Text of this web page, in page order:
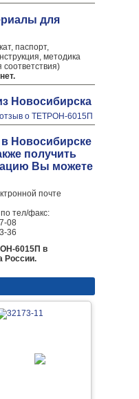
для
паспорт,
методика
Новосибирска
о ТЕТРОН-6015П
Новосибирске
получить
Вы можете
почте
тел/факс:
08
36
6015П в
России.